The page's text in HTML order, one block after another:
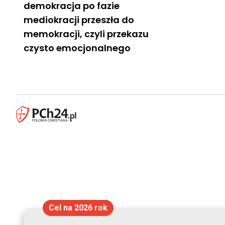
demokracja po fazie
mediokracji przeszła do
memokracji, czyli przekazu
czysto emocjonalnego
Cel na 2026 rok